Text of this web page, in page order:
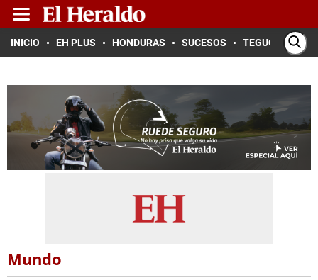
INICIO EH PLUS HONDURAS SUCESOS TEGUCIGALPA
Mundo